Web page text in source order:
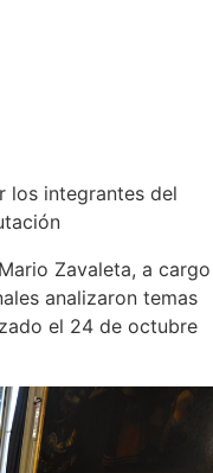
los integrantes del
Zavaleta, a cargo
analizaron temas
el 24 de octubre